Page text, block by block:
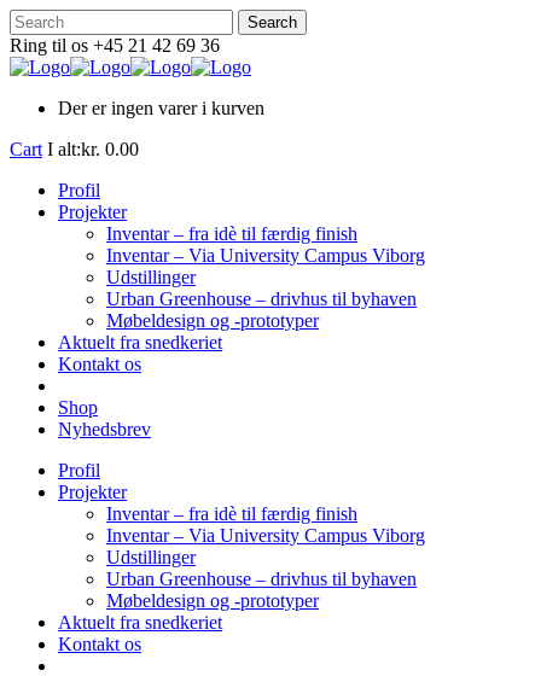
Ring til os +45 21 42 69 36
Der er ingen varer i kurven
Cart I alt:kr. 0.00
Profil
Projekter
Inventar – fra idè til færdig finish
Inventar – Via University Campus Viborg
Udstillinger
Urban Greenhouse – drivhus til byhaven
Møbeldesign og -prototyper
Aktuelt fra snedkeriet
Kontakt os
Shop
Nyhedsbrev
Profil
Projekter
Inventar – fra idè til færdig finish
Inventar – Via University Campus Viborg
Udstillinger
Urban Greenhouse – drivhus til byhaven
Møbeldesign og -prototyper
Aktuelt fra snedkeriet
Kontakt os